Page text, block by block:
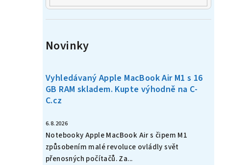
Novinky
Vyhledávaný Apple MacBook Air M1 s 16
GB RAM skladem. Kupte výhodně na C-
C.cz
6.8.2026
Notebooky Apple MacBook Air s čipem M1
způsobením malé revoluce ovládly svět
přenosných počítačů. Za...